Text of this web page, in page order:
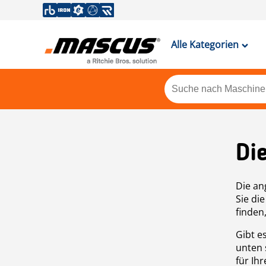
Alle Kategorien
Die
Sie
Gibt
unten
für